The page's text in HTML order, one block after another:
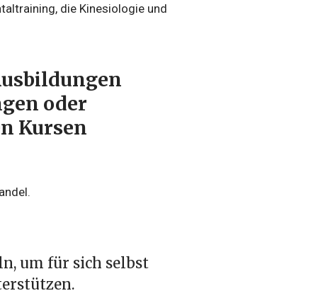
die Kinesiologie und
oder
Kursen
um für sich selbst